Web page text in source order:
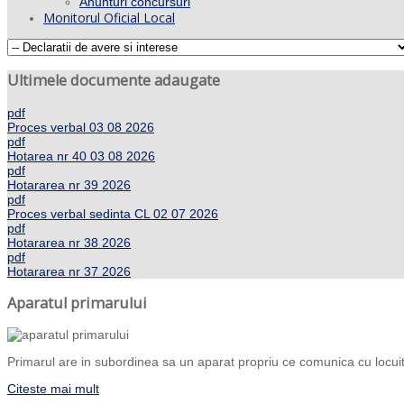
Monitorul Oficial Local
Ultimele documente adaugate
pdf
Proces verbal 03 08 2026
pdf
Hotarea nr 40 03 08 2026
pdf
Hotararea nr 39 2026
pdf
Proces verbal sedinta CL 02 07 2026
pdf
Hotararea nr 38 2026
pdf
Hotararea nr 37 2026
Aparatul primarului
Primarul are in subordinea sa un aparat propriu ce comunica cu
Citeste mai mult